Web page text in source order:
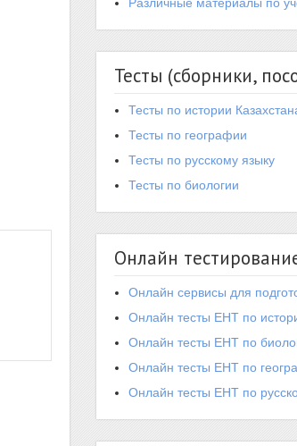
Тесты (сборники,
Тесты по истории
Тесты по географии
Тесты по русскому языку
Тесты по биологии
Онлайн
Онлайн сервисы для
Онлайн тесты ЕНТ по
Онлайн тесты ЕНТ по
Онлайн тесты ЕНТ по
Онлайн тесты ЕНТ по